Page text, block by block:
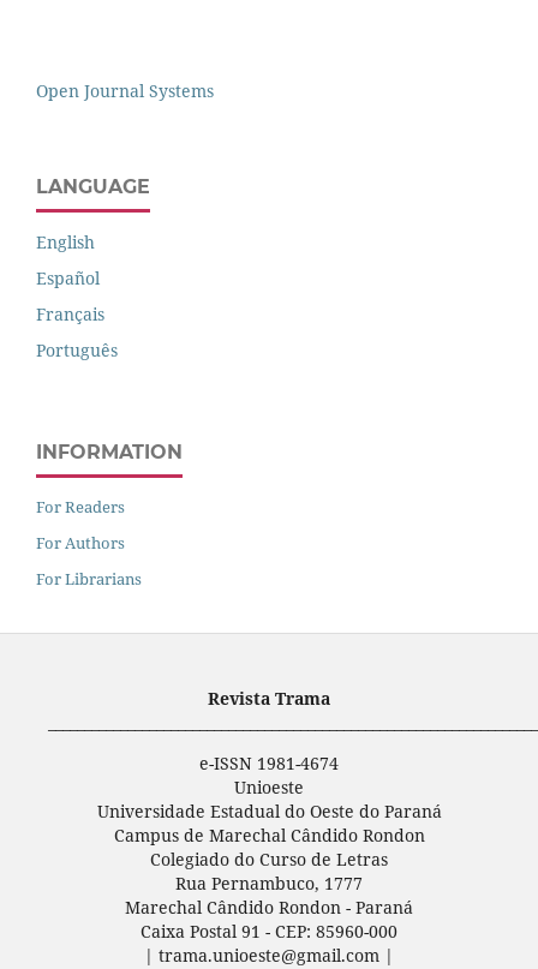
Open Journal Systems
LANGUAGE
English
Español
Français
Português
INFORMATION
For Readers
For Authors
For Librarians
Revista Trama
e-ISSN 1981-4674
Unioeste
Universidade Estadual do Oeste do Paraná
Campus de Marechal Cândido Rondon
Colegiado do Curso de Letras
Rua Pernambuco, 1777
Marechal Cândido Rondon - Paraná
Caixa Postal 91 - CEP: 85960-000
| trama.unioeste@gmail.com |